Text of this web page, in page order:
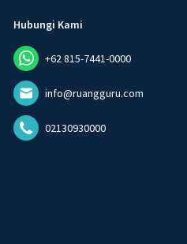
Hubungi Kami
+62 815-7441-0000
info@ruangguru.com
02130930000